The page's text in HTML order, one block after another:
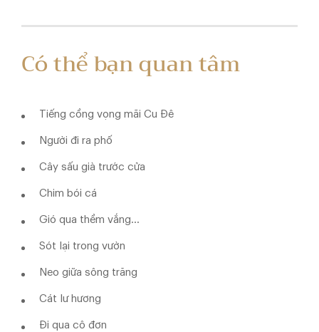
Có thể bạn quan tâm
Tiếng cồng vọng mãi Cu Đê
Người đi ra phố
Cây sấu già trước cửa
Chim bói cá
Gió qua thềm vắng…
Sót lại trong vườn
Neo giữa sông trăng
Cát lư hương
Đi qua cô đơn